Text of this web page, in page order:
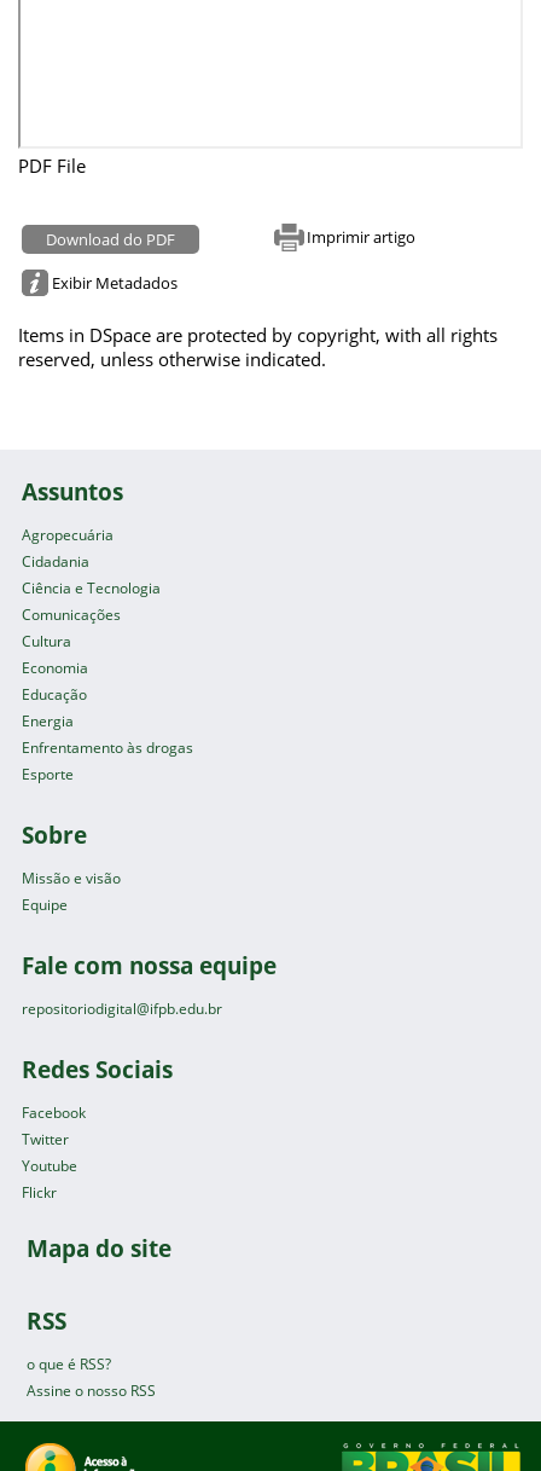
PDF File
Download do PDF Imprimir artigo
Exibir Metadados
Items in DSpace are protected by copyright, with all rights
reserved, unless otherwise indicated.
Assuntos
Agropecuária
Cidadania
Ciência e Tecnologia
Comunicações
Cultura
Economia
Educação
Energia
Enfrentamento às drogas
Esporte
Sobre
Missão e visão
Equipe
Fale com nossa equipe
repositoriodigital@ifpb.edu.br
Redes Sociais
Facebook
Twitter
Youtube
Flickr
Mapa do site
RSS
o que é RSS?
Assine o nosso RSS